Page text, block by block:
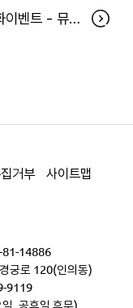
문화이벤트 - 뮤지컬 김종욱찾기 (7/30 공연) 당첨자
거부 사이트맵
81-14886
궁로 120(인의동)
9119